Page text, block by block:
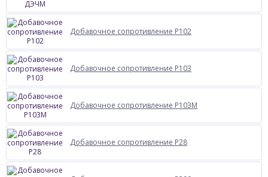
Добавочное сопротивление Р102
Добавочное сопротивление Р103
Добавочное сопротивление Р103М
Добавочное сопротивление Р28